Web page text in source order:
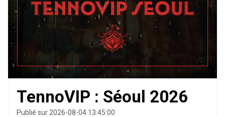
TennoVIP : Séoul 2026
Publié sur 2026-08-04 13:45:00